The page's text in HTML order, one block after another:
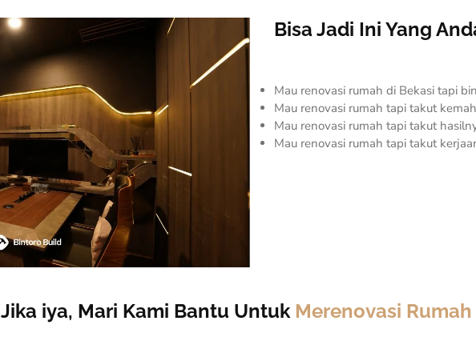
Bisa Jadi Ini Yang
Mau renovasi rumah di Bekasi tapi
Mau renovasi rumah tapi takut
Mau renovasi rumah tapi takut
Mau renovasi rumah tapi takut
Jika iya, Mari Kami Bantu Untuk Merenovasi Rumah